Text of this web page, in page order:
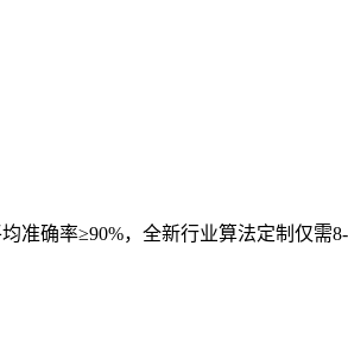
准确率≥90%，全新行业算法定制仅需